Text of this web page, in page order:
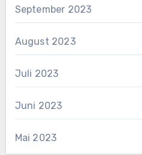
September 2023
August 2023
Juli 2023
Juni 2023
Mai 2023